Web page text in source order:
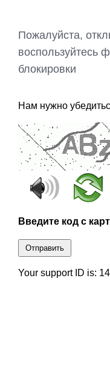
Пожалуйста,
воспользуйтесь
блокировки
Нам нужно
Введите код с
Отправить
Your support ID is: